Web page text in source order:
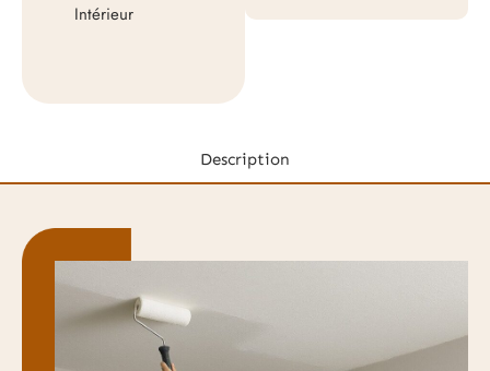
Intérieur
Description